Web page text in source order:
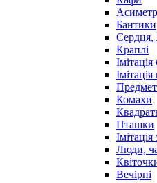
Бантики
Сердця,
Краплі
Комахи
Пташки
Імітація
Люди,
Вечірні